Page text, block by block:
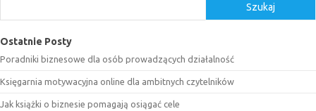
Szukaj
Ostatnie Posty
Poradniki biznesowe dla osób prowadzących działalność
Księgarnia motywacyjna online dla ambitnych czytelników
Jak książki o biznesie pomagają osiągać cele